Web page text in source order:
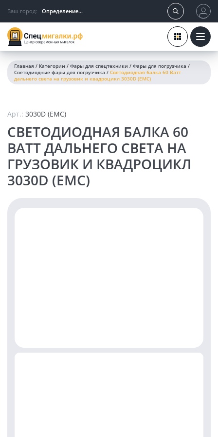
Ваш город: Определение...
Главная / Категории / Фары для спецтехники / Фары для погрузчика /
Светодиодные фары для погрузчика / Светодиодная балка 60 Ватт
дальнего света на грузовик и квадроцикл 3030D (EMC)
Арт.: 3030D (EMC)
СВЕТОДИОДНАЯ БАЛКА 60
ВАТТ ДАЛЬНЕГО СВЕТА НА
ГРУЗОВИК И КВАДРОЦИКЛ
3030D (EMC)